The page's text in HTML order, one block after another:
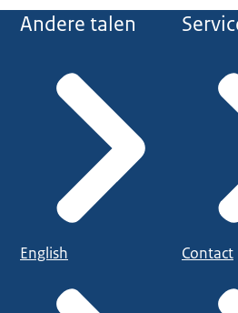
Andere talen
English Contact